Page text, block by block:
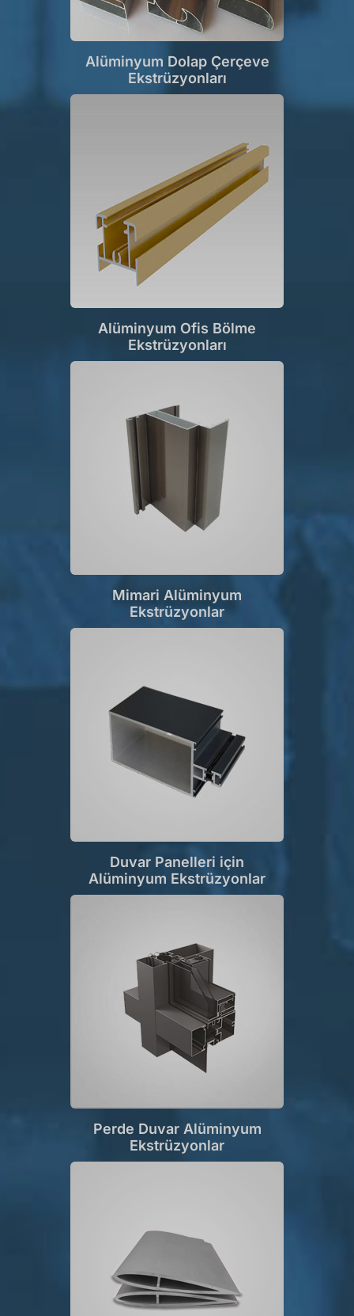
Alüminyum Dolap Çerçeve
Ekstrüzyonları
Alüminyum Ofis Bölme
Ekstrüzyonları
Mimari Alüminyum
Ekstrüzyonlar
Duvar Panelleri için
Alüminyum Ekstrüzyonlar
Perde Duvar Alüminyum
Ekstrüzyonlar